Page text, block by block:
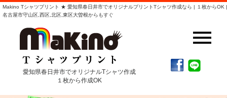
Makino Tシャツプリント ★ 愛知県春日井市でオリジナルプリントTシャツ作成なら | １枚からOK |
名古屋市守山区,西区,北区,東区大曽根からもすぐ
愛知県春日井市でオリジナルTシャツ作成
１枚から作成OK